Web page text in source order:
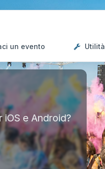
un evento Utilità
e Android?